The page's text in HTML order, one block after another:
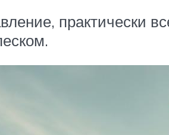
практически